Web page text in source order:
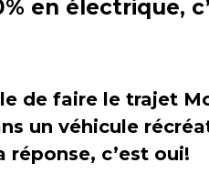
en électrique,
de faire le trajet
un véhicule
réponse, c’est oui!